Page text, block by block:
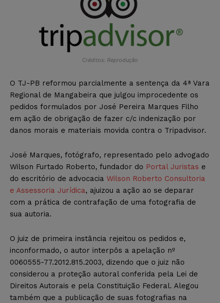
Créditos: Reprodução
O TJ-PB reformou parcialmente a sentença da 4ª Vara
Regional de Mangabeira que julgou improcedente os
pedidos formulados por José Pereira Marques Filho
em ação de obrigação de fazer c/c indenização por
danos morais e materiais movida contra o Tripadvisor.
José Marques, fotógrafo, representado pelo advogado
Wilson Furtado Roberto, fundador do Portal Juristas e
do escritório de advocacia Wilson Roberto Consultoria
e Assessoria Jurídica, ajuizou a ação ao se deparar
com a prática de contrafação de uma fotografia de
sua autoria.
O juiz de primeira instância rejeitou os pedidos e,
inconformado, o autor interpôs a apelação nº
0060555-77.2012.815.2003, dizendo que o juiz não
considerou a proteção autoral conferida pela Lei de
Direitos Autorais e pela Constituição Federal. Alegou
também que a publicação de suas fotografias na